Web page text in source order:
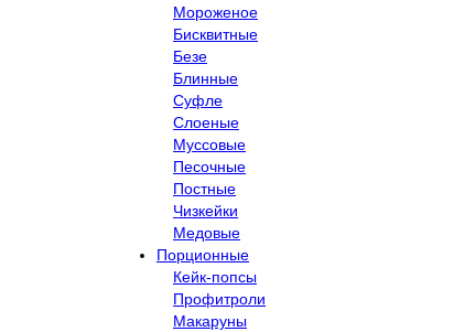
Мороженое
Бисквитные
Безе
Блинные
Суфле
Слоеные
Муссовые
Песочные
Постные
Чизкейки
Медовые
Порционные
Кейк-попсы
Профитроли
Макаруны